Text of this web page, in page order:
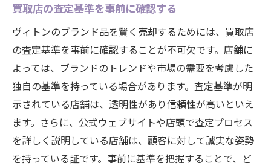
買取店の査定基準を事前に確認する
ヴィトンのブランド品を賢く売却するためには、買取店
の査定基準を事前に確認することが不可欠です。店舗に
よっては、ブランドのトレンドや市場の需要を考慮した
独自の基準を持っている場合があります。査定基準が明
示されている店舗は、透明性があり信頼性が高いといえ
ます。さらに、公式ウェブサイトや店頭で査定プロセス
を詳しく説明している店舗は、顧客に対して誠実な姿勢
を持っている証です。事前に基準を把握することで、ど